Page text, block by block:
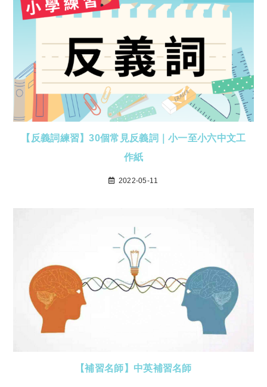
【反義詞練習】30個常見反義詞｜小一至小六中文工
作紙
2022-05-11
【補習名師】中英補習名師